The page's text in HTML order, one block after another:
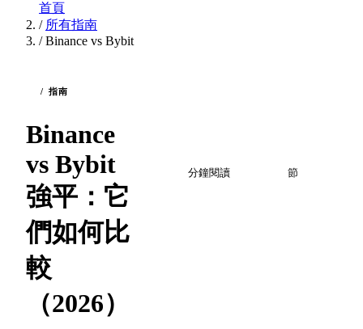
首頁
/ 所有指南
/ Binance vs Bybit
/ 指南
Binance
vs Bybit
強平：它
們如何比
較
（2026）
分鐘閱讀 節